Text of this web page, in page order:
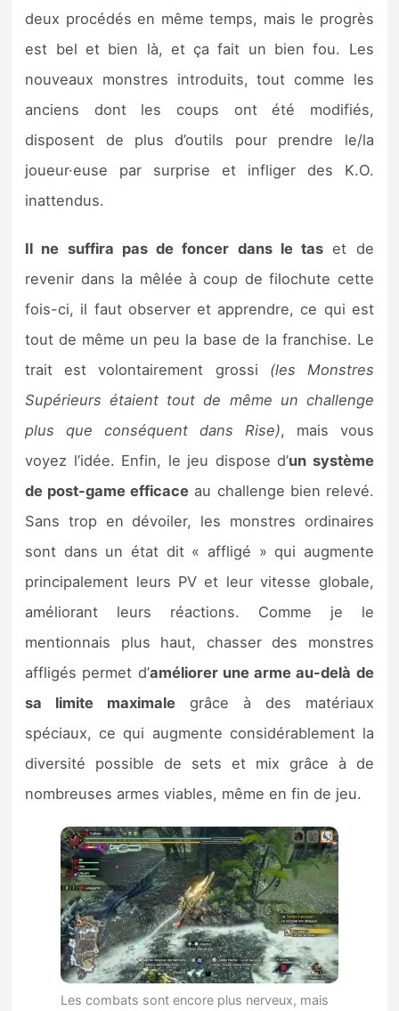
deux procédés en même temps, mais le progrès
est bel et bien là, et ça fait un bien fou. Les
nouveaux monstres introduits, tout comme les
anciens dont les coups ont été modifiés,
disposent de plus d’outils pour prendre le/la
joueur·euse par surprise et infliger des K.O.
inattendus.
Il ne suffira pas de foncer dans le tas et de
revenir dans la mêlée à coup de filochute cette
fois-ci, il faut observer et apprendre, ce qui est
tout de même un peu la base de la franchise. Le
trait est volontairement grossi (les Monstres
Supérieurs étaient tout de même un challenge
plus que conséquent dans Rise), mais vous
voyez l’idée. Enfin, le jeu dispose d’un système
de post-game efficace au challenge bien relevé.
Sans trop en dévoiler, les monstres ordinaires
sont dans un état dit « affligé » qui augmente
principalement leurs PV et leur vitesse globale,
améliorant leurs réactions. Comme je le
mentionnais plus haut, chasser des monstres
affligés permet d’améliorer une arme au-delà de
sa limite maximale grâce à des matériaux
spéciaux, ce qui augmente considérablement la
diversité possible de sets et mix grâce à de
nombreuses armes viables, même en fin de jeu.
Les combats sont encore plus nerveux, mais